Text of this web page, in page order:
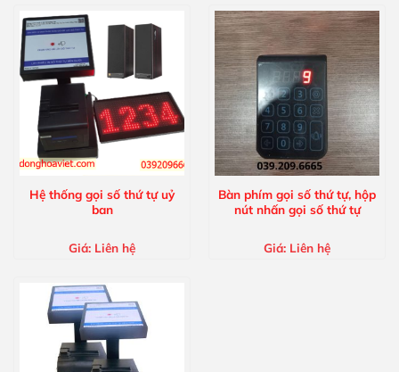
Hệ thống gọi số thứ tự uỷ
ban
Giá: Liên hệ
Bàn phím gọi số thứ tự, hộp
nút nhấn gọi số thứ tự
Giá: Liên hệ